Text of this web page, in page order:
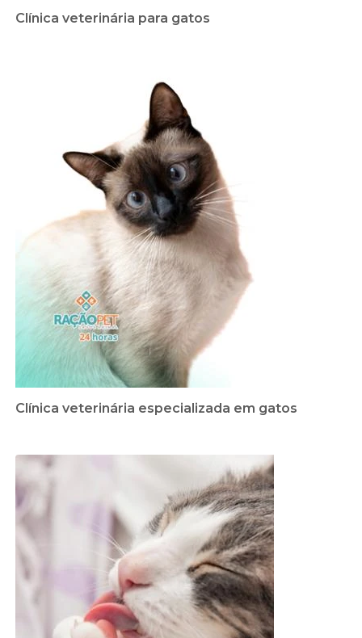
Clínica veterinária para gatos
Clínica veterinária especializada em gatos